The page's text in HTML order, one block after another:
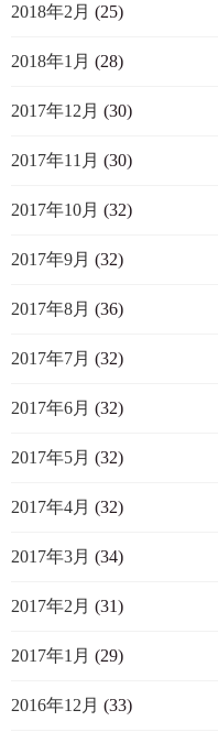
2018年2月 (25)
2018年1月 (28)
2017年12月 (30)
2017年11月 (30)
2017年10月 (32)
2017年9月 (32)
2017年8月 (36)
2017年7月 (32)
2017年6月 (32)
2017年5月 (32)
2017年4月 (32)
2017年3月 (34)
2017年2月 (31)
2017年1月 (29)
2016年12月 (33)